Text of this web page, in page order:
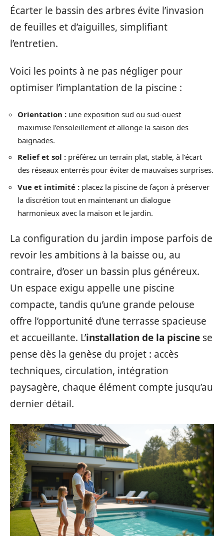
Écarter le bassin des arbres évite l’invasion
de feuilles et d’aiguilles, simplifiant
l’entretien.
Voici les points à ne pas négliger pour
optimiser l’implantation de la piscine :
Orientation : une exposition sud ou sud-ouest
maximise l’ensoleillement et allonge la saison des
baignades.
Relief et sol : préférez un terrain plat, stable, à l’écart
des réseaux enterrés pour éviter de mauvaises surprises.
Vue et intimité : placez la piscine de façon à préserver
la discrétion tout en maintenant un dialogue
harmonieux avec la maison et le jardin.
La configuration du jardin impose parfois de
revoir les ambitions à la baisse ou, au
contraire, d’oser un bassin plus généreux.
Un espace exigu appelle une piscine
compacte, tandis qu’une grande pelouse
offre l’opportunité d’une terrasse spacieuse
et accueillante. L’installation de la piscine se
pense dès la genèse du projet : accès
techniques, circulation, intégration
paysagère, chaque élément compte jusqu’au
dernier détail.